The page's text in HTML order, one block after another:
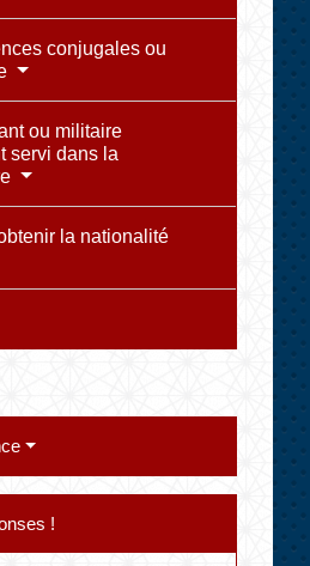
conjugales ou
ou militaire
servi dans la
la nationalité
!